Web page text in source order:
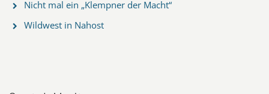
Nicht mal ein „Klempner der Macht“
Wildwest in Nahost